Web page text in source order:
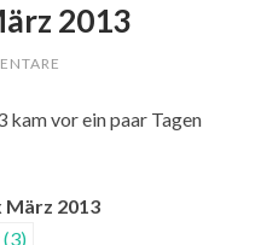
2013
kam vor ein paar Tagen
März 2013